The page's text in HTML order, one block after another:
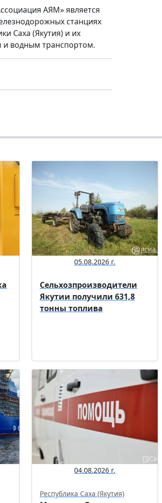
АЯМ» является
станциях
Саха (Якутия) и их
водным транспортом.
05.08.2026 г.
Сельхозпроизводители
Якутии получили 631,8
тонны топлива
04.08.2026 г.
Республика Саха (Якутия)